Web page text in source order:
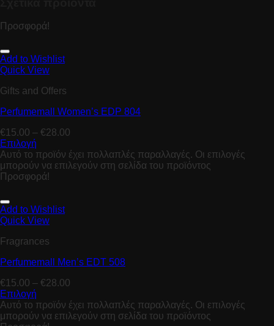
Προσφορά!
Add to Wishlist
Quick View
Gifts and Offers
Perfumemall Women’s EDP 804
€15.00 – €28.00
Επιλογή
Αυτό το προϊόν έχει πολλαπλές παραλλαγές. Οι επιλογές
μπορούν να επιλεγούν στη σελίδα του προϊόντος
Προσφορά!
Add to Wishlist
Quick View
Fragrances
Perfumemall Men’s EDT 508
€15.00 – €28.00
Επιλογή
Αυτό το προϊόν έχει πολλαπλές παραλλαγές. Οι επιλογές
μπορούν να επιλεγούν στη σελίδα του προϊόντος